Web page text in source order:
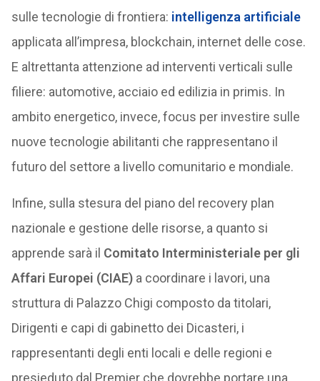
sulle tecnologie di frontiera: intelligenza artificiale
applicata all’impresa, blockchain, internet delle cose.
E altrettanta attenzione ad interventi verticali sulle
filiere: automotive, acciaio ed edilizia in primis. In
ambito energetico, invece, focus per investire sulle
nuove tecnologie abilitanti che rappresentano il
futuro del settore a livello comunitario e mondiale.
Infine, sulla stesura del piano del recovery plan
nazionale e gestione delle risorse, a quanto si
apprende sarà il Comitato Interministeriale per gli
Affari Europei (CIAE)a coordinare i lavori, una
struttura di Palazzo Chigi composto da titolari,
Dirigenti e capi di gabinetto dei Dicasteri, i
rappresentanti degli enti locali e delle regioni e
presieduto dal Premier che dovrebbe portare una